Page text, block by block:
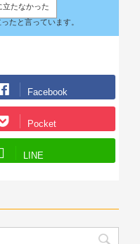
立たなかった
たと言っています。
Facebook
Pocket
LINE